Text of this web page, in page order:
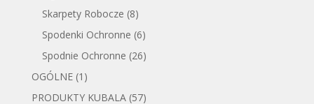
Skarpety Robocze (8)
Spodenki Ochronne (6)
Spodnie Ochronne (26)
OGÓLNE (1)
PRODUKTY KUBALA (57)